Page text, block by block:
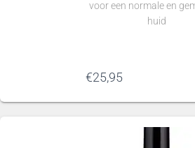
voor een normale en
huid
€25,95